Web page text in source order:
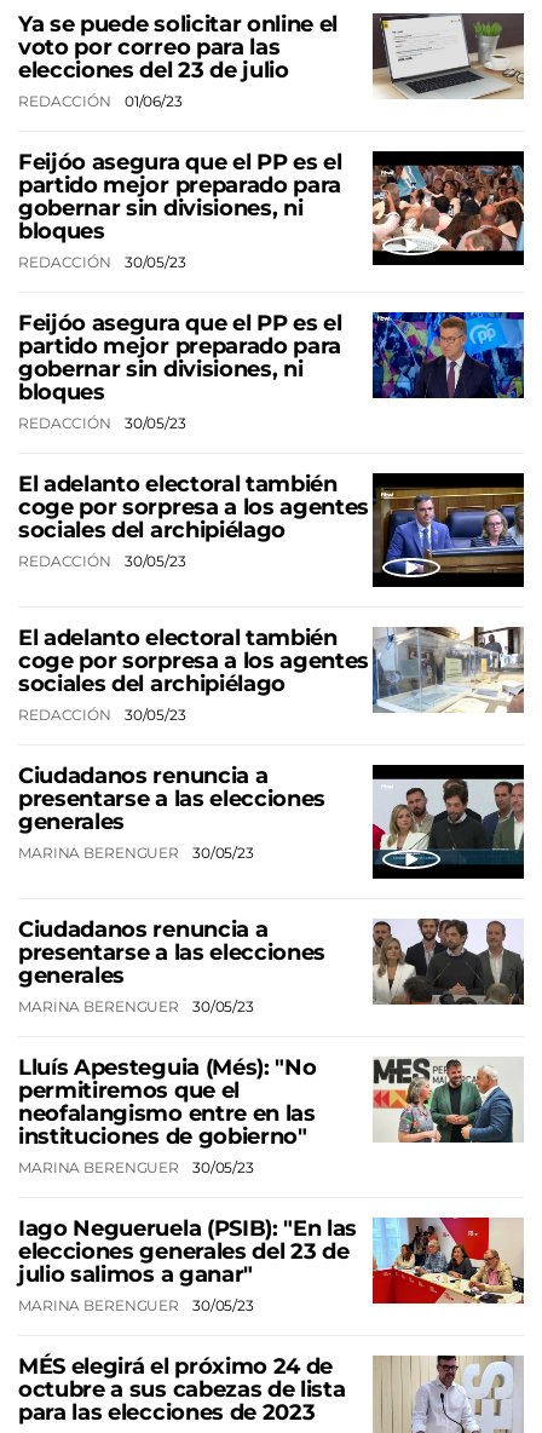
Ya se puede solicitar online el
voto por correo para las
elecciones del 23 de julio
REDACCIÓN 01/06/23
Feijóo asegura que el PP es el
partido mejor preparado para
gobernar sin divisiones, ni
bloques
REDACCIÓN 30/05/23
Feijóo asegura que el PP es el
partido mejor preparado para
gobernar sin divisiones, ni
bloques
REDACCIÓN 30/05/23
El adelanto electoral también
coge por sorpresa a los agentes
sociales del archipiélago
REDACCIÓN 30/05/23
El adelanto electoral también
coge por sorpresa a los agentes
sociales del archipiélago
REDACCIÓN 30/05/23
Ciudadanos renuncia a
presentarse a las elecciones
generales
MARINA BERENGUER 30/05/23
Ciudadanos renuncia a
presentarse a las elecciones
generales
MARINA BERENGUER 30/05/23
Lluís Apesteguia (Més): "No
permitiremos que el
neofalangismo entre en las
instituciones de gobierno"
MARINA BERENGUER 30/05/23
Iago Negueruela (PSIB): "En las
elecciones generales del 23 de
julio salimos a ganar"
MARINA BERENGUER 30/05/23
MÉS elegirá el próximo 24 de
octubre a sus cabezas de lista
para las elecciones de 2023